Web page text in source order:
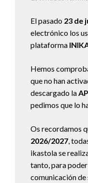
El pasado 23 de
electrónico los
plataforma
Hemos
que no han
descargado la
pedimos que lo
Os recordamos
2026/2027,
ikastola se
tanto, para
comunicación